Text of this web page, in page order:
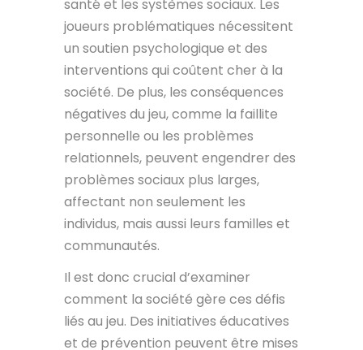
santé et les systèmes sociaux. Les
joueurs problématiques nécessitent
un soutien psychologique et des
interventions qui coûtent cher à la
société. De plus, les conséquences
négatives du jeu, comme la faillite
personnelle ou les problèmes
relationnels, peuvent engendrer des
problèmes sociaux plus larges,
affectant non seulement les
individus, mais aussi leurs familles et
communautés.
Il est donc crucial d’examiner
comment la société gère ces défis
liés au jeu. Des initiatives éducatives
et de prévention peuvent être mises